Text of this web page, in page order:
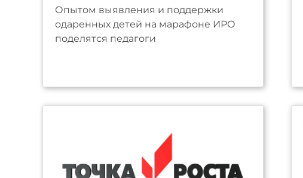
Опытом выявления и поддержки
одаренных детей на марафоне ИРО
поделятся педагоги